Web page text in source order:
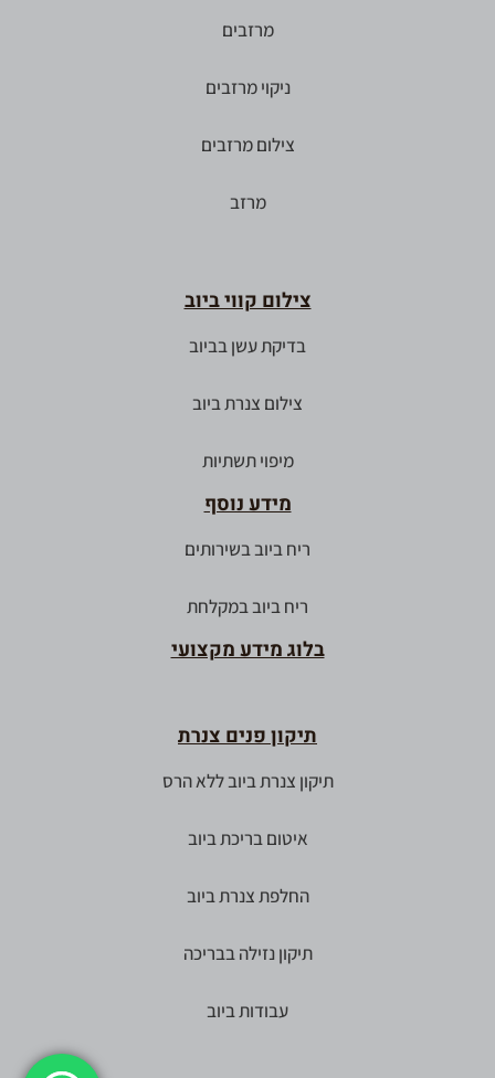
מרזבים
ניקוי מרזבים
צילום מרזבים
מרזב
צילום קווי ביוב
בדיקת עשן בביוב
צילום צנרת ביוב
מיפוי תשתיות
מידע נוסף
ריח ביוב בשירותים
ריח ביוב במקלחת
בלוג מידע מקצועי
תיקון פנים צנרת
תיקון צנרת ביוב ללא הרס
איטום בריכת ביוב
החלפת צנרת ביוב
תיקון נזילה בבריכה
עבודות ביוב